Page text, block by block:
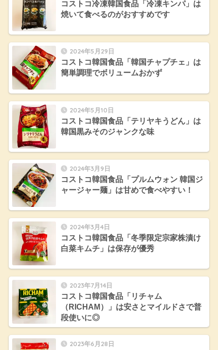
コストコ冷凍韓国食品「冷凍キンパ」は
焼いて食べるのがおすすめです
2024年5月29日
コストコ韓国食品「韓国チャプチェ」は
簡単調理でボリュームおかず
2024年5月10日
コストコ韓国食品「テリヤキうどん」は
韓国黒みそのジャンクな味
2024年3月9日
コストコ韓国食品「プルムウォン 韓国ジ
ャージャー麺」は甘めで食べやすい！
2024年3月4日
コストコ韓国食品「冬季限定宗家株漬け
白菜キムチ」は保存が優秀
2023年7月14日
コストコ韓国食品「リチャム
（RICHAM）」は安さとマイルドさで普
段使いに◎
2023年6月28日